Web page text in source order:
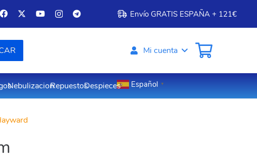
Envío GRATIS ESPAÑA + 121€
Mi cuenta
NebulizacionRepuestosDespieces Español ▼